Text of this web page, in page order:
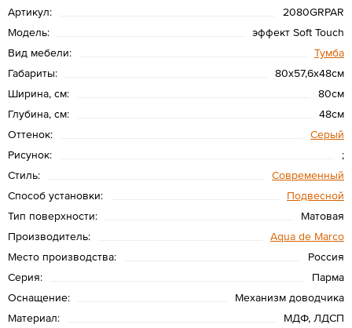
Артикул:
2080GRPAR
Модель:
эффект Soft Touch
Вид мебели:
Тумба
Габариты:
80х57,6х48см
Ширина, см:
80см
Глубина, см:
48см
Оттенок:
Серый
Рисунок:
;
Стиль:
Современный
Способ установки:
Подвесной
Тип поверхности:
Матовая
Производитель:
Aqua de Marco
Место производства:
Россия
Серия:
Парма
Оснащение:
Механизм доводчика
Материал:
МДФ, ЛДСП